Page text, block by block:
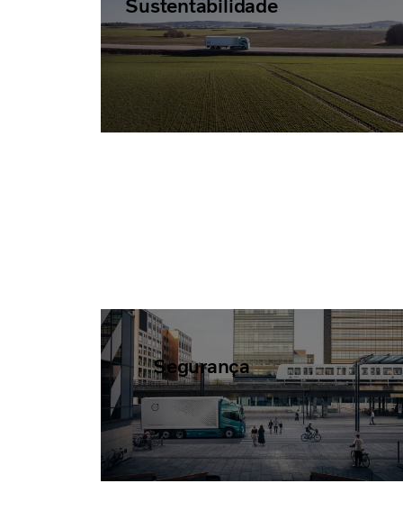
Sustentabilidade
Segurança